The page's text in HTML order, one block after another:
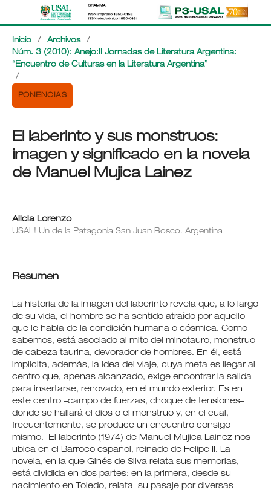
Inicio / Archivos
/
Núm. 3 (2010): Anejo:II Jornadas de Literatura Argentina:
“Encuentro de Culturas en la Literatura Argentina”
/
PONENCIAS
El laberinto y sus monstruos:
imagen y significado en la novela
de Manuel Mujica Lainez
Alicia Lorenzo
USAL! Un de la Patagonia San Juan Bosco. Argentina
Resumen
La historia de la imagen del laberinto revela que, a lo largo
de su vida, el hombre se ha sentido atraído por aquello
que le habla de la condición humana o cósmica. Como
sabemos, está asociado al mito del minotauro, monstruo
de cabeza taurina, devorador de hombres. En él, está
implícita, además, la idea del viaje, cuya meta es llegar al
centro que, apenas alcanzado, exige encontrar la salida
para insertarse, renovado, en el mundo exterior. Es en
este centro –campo de fuerzas, choque de tensiones–
donde se hallará el dios o el monstruo y, en el cual,
frecuentemente, se produce un encuentro consigo
mismo. El laberinto (1974) de Manuel Mujica Lainez nos
ubica en el Barroco español, reinado de Felipe II. La
novela, en la que Ginés de Silva relata sus memorias,
está dividida en dos partes: en la primera, desde su
nacimiento en Toledo, relata su pasaje por diversas